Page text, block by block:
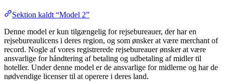
Sektion kaldt “Model 2”
Denne model er kun tilgængelig for rejsebureauer, der har en
rejsebureaulicens i deres region, og som ønsker at være merchant of
record. Nogle af vores registrerede rejsebureauer ønsker at være
ansvarlige for håndtering af betaling og udbetaling af midler til
hoteller. Under denne model er de ansvarlige for midlerne og har de
nødvendige licenser til at operere i deres land.